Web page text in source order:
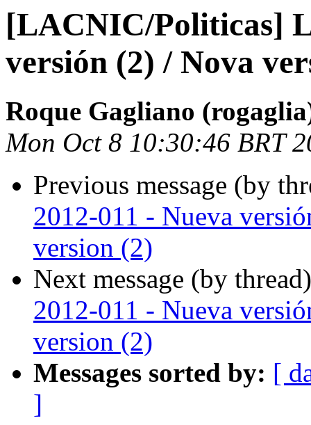
[LACNIC/Politicas]
versión (2) / Nova
Roque Gagliano
Mon Oct 8 10:30:46 BRT
Previous message (by
2012-011 - Nueva
version (2)
Next message (by
2012-011 - Nueva
version (2)
Messages sorted by: [
]